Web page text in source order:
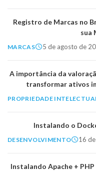
Registro de Marcas no
sua
MARCAS 5 de agosto de
A importância da
transformar ativos
PROPRIEDADE
Instalando o
DESENVOLVIMENTO 16
Instalando Apache +